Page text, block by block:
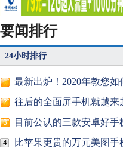
要闻排行
24小时排行
1 最新出炉！2020年教您如
2 往后的全面屏手机就越来
3 目前公认的三款安卓好
4 比苹果更贵的万元美图